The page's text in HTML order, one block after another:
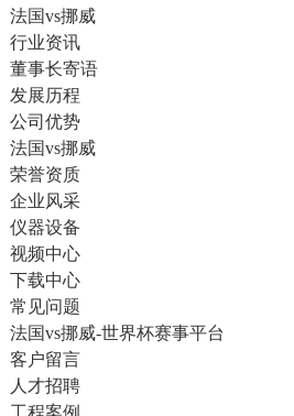
法国vs挪威
行业资讯
董事长寄语
发展历程
公司优势
法国vs挪威
荣誉资质
企业风采
仪器设备
视频中心
下载中心
常见问题
法国vs挪威-世界杯赛事平台
客户留言
人才招聘
工程案例